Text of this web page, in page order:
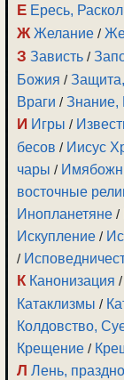
Е Ересь, Раскол
Ж Желание /
З Зависть /
Божия /
Враги /Знание,
И Игры /
бесов / Иисус
чары /
восточные
Инопланетяне /
Искупление /
/
К Канонизация /
Катаклизмы /
Колдовство,
Крещение /
Л Лень,